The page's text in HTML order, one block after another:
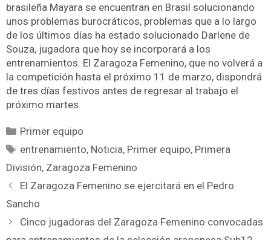
brasileña Mayara se encuentran en Brasil solucionando
unos problemas burocráticos, problemas que a lo largo
de los últimos días ha estado solucionado Darlene de
Souza, jugadora que hoy se incorporará a los
entrenamientos. El Zaragoza Femenino, que no volverá a
la competición hasta el próximo 11 de marzo, dispondrá
de tres días festivos antes de regresar al trabajo el
próximo martes.
Primer equipo
entrenamiento, Noticia, Primer equipo, Primera
División, Zaragoza Femenino
El Zaragoza Femenino se ejercitará en el Pedro
Sancho
Cinco jugadoras del Zaragoza Femenino convocadas